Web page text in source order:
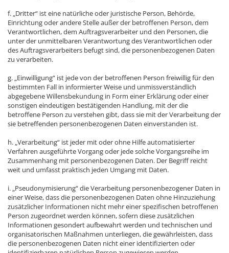
f. „Dritter“ ist eine natürliche oder juristische Person, Behörde,
Einrichtung oder andere Stelle außer der betroffenen Person, dem
Verantwortlichen, dem Auftragsverarbeiter und den Personen, die
unter der unmittelbaren Verantwortung des Verantwortlichen oder
des Auftragsverarbeiters befugt sind, die personenbezogenen Daten
zu verarbeiten.
g. „Einwilligung“ ist jede von der betroffenen Person freiwillig für den
bestimmten Fall in informierter Weise und unmissverständlich
abgegebene Willensbekundung in Form einer Erklärung oder einer
sonstigen eindeutigen bestätigenden Handlung, mit der die
betroffene Person zu verstehen gibt, dass sie mit der Verarbeitung der
sie betreffenden personenbezogenen Daten einverstanden ist.
h. „Verarbeitung“ ist jeder mit oder ohne Hilfe automatisierter
Verfahren ausgeführte Vorgang oder jede solche Vorgangsreihe im
Zusammenhang mit personenbezogenen Daten. Der Begriff reicht
weit und umfasst praktisch jeden Umgang mit Daten.
i. „Pseudonymisierung“ die Verarbeitung personenbezogener Daten in
einer Weise, dass die personenbezogenen Daten ohne Hinzuziehung
zusätzlicher Informationen nicht mehr einer spezifischen betroffenen
Person zugeordnet werden können, sofern diese zusätzlichen
Informationen gesondert aufbewahrt werden und technischen und
organisatorischen Maßnahmen unterliegen, die gewährleisten, dass
die personenbezogenen Daten nicht einer identifizierten oder